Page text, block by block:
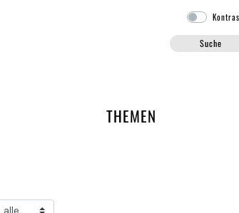
Suche
ARBEITSGRUPPEN DER UNIKO
THEMEN